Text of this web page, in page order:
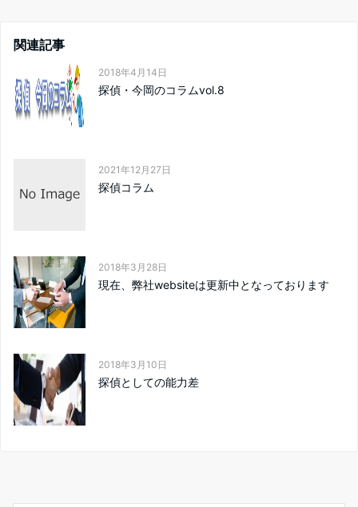
関連記事
2018年4月14日
探偵・今岡のコラムvol.8
2021年12月27日
探偵コラム
2018年3月28日
現在、弊社websiteは更新中となっております
2018年3月10日
探偵としての能力差